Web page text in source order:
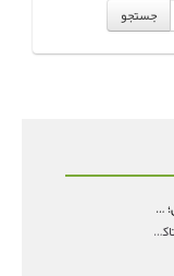
جستجو
تاکرولیموس در انتقال جنین؛ آیا شانس لانه‌گزینی را افزایش می‌دهد؟
نویسنده: گروه سلامت اوما تاکرولیموس در انتقال جنین